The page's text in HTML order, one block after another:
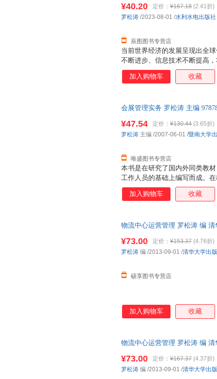
当前世界经济的发展呈现出全
不断进步、信息技术不断提高
代。21世纪国际物流的主要特
化和社会化，运输与配送是现
务内容作了详细阐述，每一部
¥40.20 定价： ¥167.18 (2.41折)
辰图图书专营店
罗松涛 /2023-08-01 /水利水电出版社
加入购物车 收藏
会展管理实务 罗松涛 主编
本书是在研究了国内外同类教
工作人员的基础上编写而成。
重培养读者的实际动手操作能
教育的特点。 根据教学需要，
性。 全书共分八章，首章介绍
容。后七章就是按照管理内容
目管理、会展旅游管理、会展
¥47.54 定价： ¥130.44 (3.65折)
唯盛图书专营店
罗松涛 主编 /2007-06-01 /暨南大学
加入购物车 收藏
物流中心运营管理 罗松涛 编
¥73.00 定价： ¥153.37 (4.76折)
硕享图书专营店
罗松涛 编 /2013-09-01 /清华大学出
加入购物车 收藏
物流中心运营管理 罗松涛 编
¥73.00 定价： ¥167.37 (4.37折)
罗松涛 编 /2013-09-01 /清华大学出